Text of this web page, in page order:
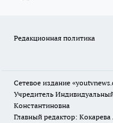
Редакционная политика
Сетевое издание
Учредитель
Константиновна
Главный редактор: